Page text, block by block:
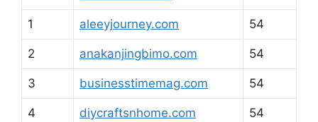
1 aleeyjourney.com 54
2 anakanjingbimo.com 54
3 businesstimemag.com 54
4 diycraftsnhome.com 54